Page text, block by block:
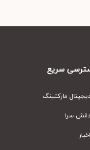
سریع
مارکتینگ
سرا